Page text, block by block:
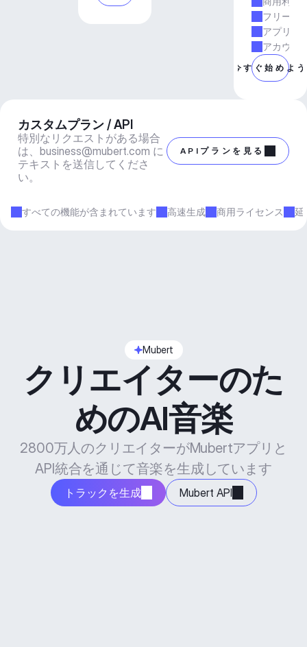
フリーラ
アプリと
アカウン
今すぐ始めよう
カスタムプラン / API
特別なリクエストがある場合
は、 business@mubert.com に
テキストを送信してくださ
い。
APIプランを見る
すべての機能が含まれています 高速生成 商用ライセンス 延
Mubert
クリエイターのた
めのAI音楽
2800万人のクリエイターがMubertアプリと
API統合を通じて音楽を生成しています
トラックを生成 Mubert API